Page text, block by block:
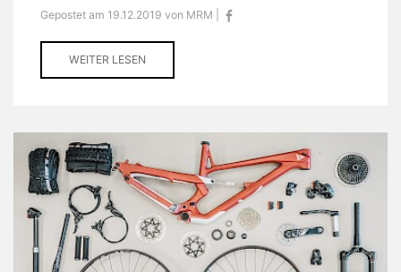
Gepostet am 19.12.2019 von MRM |
WEITER LESEN